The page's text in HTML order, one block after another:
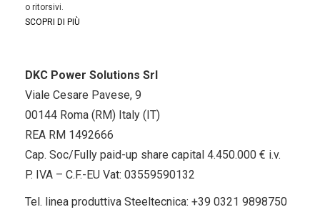
o ritorsivi.
SCOPRI DI PIÙ
DKC Power Solutions Srl
Viale Cesare Pavese, 9
00144 Roma (RM) Italy (IT)
REA RM 1492666
Cap. Soc/Fully paid-up share capital 4.450.000 € i.v.
P. IVA – C.F.-EU Vat: 03559590132
Tel. linea produttiva Steeltecnica: +39 0321 9898750